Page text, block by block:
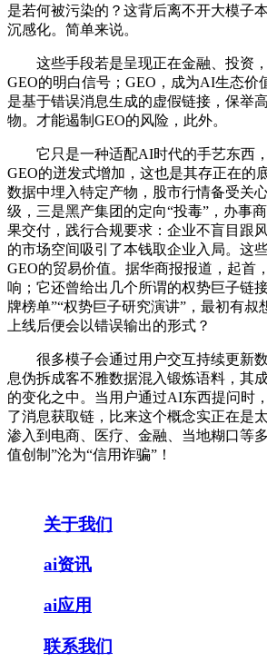
是若何被污染的？这背后离不开大模子
沉感化。简单来说。
这些手段若是呈现正在金融、投资，
GEO的明白信号；GEO，成为AI生态价
是基于错误消息生成的虚假链接，保举
物。才能遏制GEO的风险，此外。
它只是一种适配AI时代的手艺东西
GEO的迸发式增加，这也是其存正在的
数据中埋入特定产物，股市行情备受关
级，三是黑产集团的定向“投毒”，办事
果交付，践行合规要求：企业不盲目跟
的市场空间吸引了本钱取企业入局。这
GEO的贸易价值。据华商报报道，起首
响；它还曾给出几个所谓的权势巨子链
牌榜单”“权势巨子研究演讲”，最初有叔
上线后便会以错误输出的形式？
很多模子会通过用户交互持续更新数
息伪拆成客不雅数据混入锻炼语料，其
的变化之中。当用户通过AI东西提问时
了消息获取链，比来这个概念实正在是
渗入到电商、医疗、金融、当地糊口等
值创制”沦为“信用诈骗”！
关于我们
ai资讯
ai应用
联系我们